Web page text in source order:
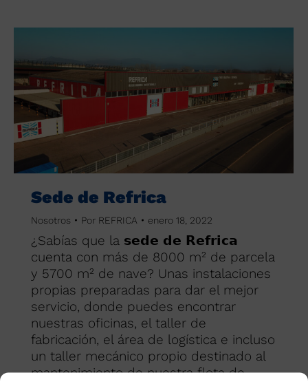
Sede de Refrica
Nosotros Por REFRICA enero 18, 2022
¿Sabías que la 𝘀𝗲𝗱𝗲 𝗱𝗲 𝗥𝗲𝗳𝗿𝗶𝗰𝗮
cuenta con más de 8000 m² de parcela
y 5700 m² de nave? Unas instalaciones
propias preparadas para dar el mejor
servicio, donde puedes encontrar
nuestras oficinas, el taller de
fabricación, el área de logística e incluso
un taller mecánico propio destinado al
mantenimiento de nuestra flota de